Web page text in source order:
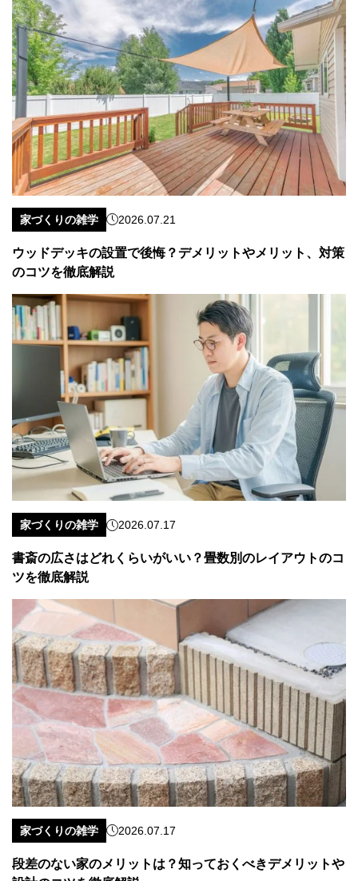
家づくりの雑学 2026.07.21
ウッドデッキの設置で後悔？デメリットやメリット、対策
のコツを徹底解説
家づくりの雑学 2026.07.17
書斎の広さはどれくらいがいい？畳数別のレイアウトのコ
ツを徹底解説
家づくりの雑学 2026.07.17
段差のない家のメリットは？知っておくべきデメリットや